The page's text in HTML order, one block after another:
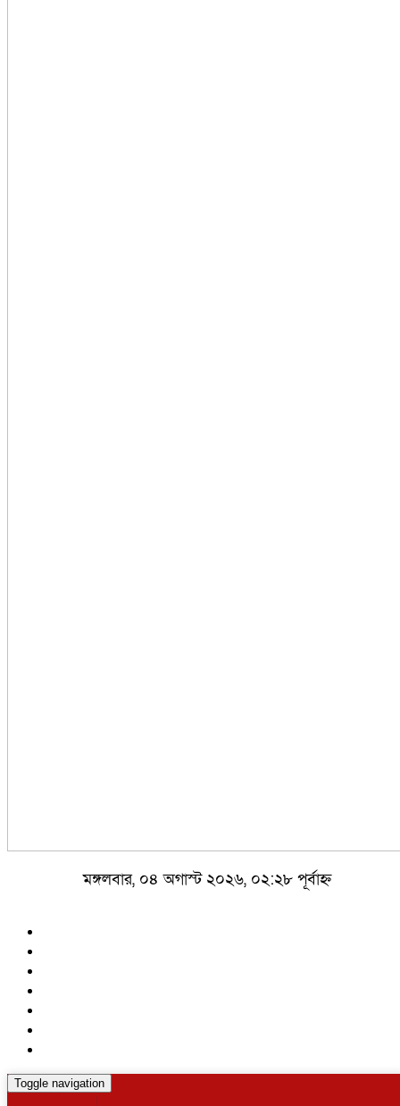
মঙ্গলবার, ০৪ অগাস্ট ২০২৬, ০২:২৮ পূর্বাহ্ন
Toggle navigation